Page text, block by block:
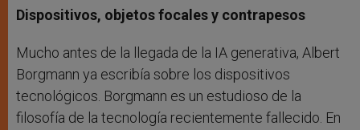
Dispositivos, objetos focales y contrapesos
Mucho antes de la llegada de la IA generativa, Albert
Borgmann ya escribía sobre los dispositivos
tecnológicos. Borgmann es un estudioso de la
filosofía de la tecnología recientemente fallecido. En